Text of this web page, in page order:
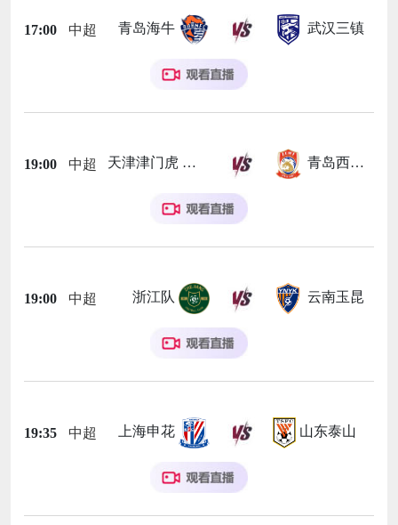
17:00 中超 青岛海牛 武汉三镇
19:00 中超 天津津门虎 青岛西海岸
19:00 中超 浙江队 云南玉昆
19:35 中超 上海申花 山东泰山